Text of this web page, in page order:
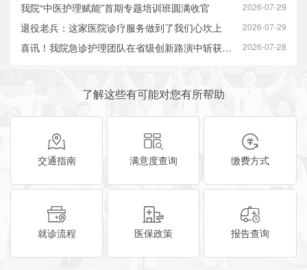
2026-07-29
我院“中医护理赋能”首期专题培训班圆满收官
2026-07-29
退役老兵：这家医院诊疗服务做到了我们心坎上
2026-07-28
喜讯！我院急诊护理团队在省级创新路演中斩获佳绩
了解这些有可能对您有所帮助
交通指南 满意度查询 缴费方式
就诊流程 医保政策 报告查询